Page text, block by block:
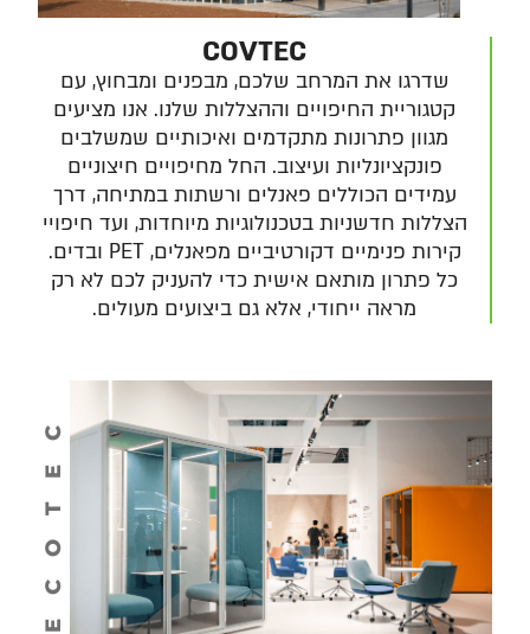
COVTEC
שדרגו את המרחב שלכם, מבפנים ומבחוץ, עם
קטגוריית החיפויים וההצללות שלנו. אנו מציעים
מגוון פתרונות מתקדמים ואיכותיים שמשלבים
פונקציונליות ועיצוב. החל מחיפויים חיצוניים
עמידים הכוללים פאנלים ורשתות במתיחה, דרך
הצללות חדשניות בטכנולוגיות מיוחדות, ועד חיפויי
קירות פנימיים דקורטיביים מפאנלים, PET ובדים.
כל פתרון מותאם אישית כדי להעניק לכם לא רק
מראה ייחודי, אלא גם ביצועים מעולים.
ECOTEC